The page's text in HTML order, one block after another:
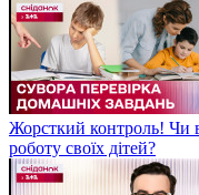
Жорсткий контроль! Чи
роботу своїх дітей?